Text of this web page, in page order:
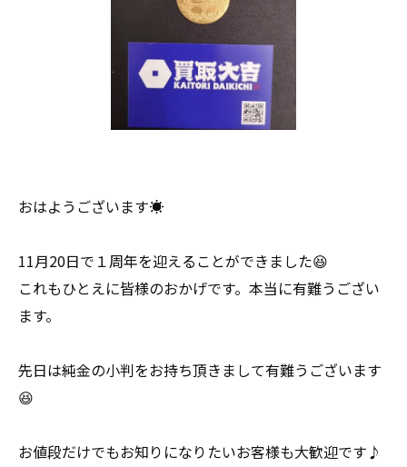
おはようございます☀
11月20日で１周年を迎えることができました😆
これもひとえに皆様のおかげです。本当に有難うござい
ます。
先日は純金の小判をお持ち頂きまして有難うございます
😆
お値段だけでもお知りになりたいお客様も大歓迎です♪